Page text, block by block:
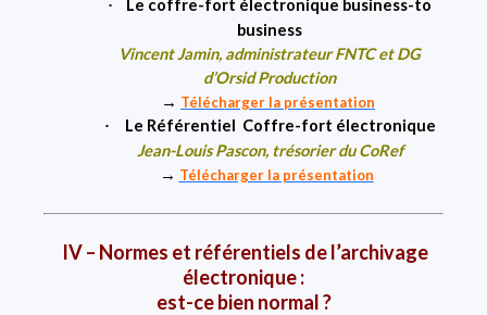
·
Le coffre-fort électronique business-to
business
Vincent Jamin, administrateur FNTC et DG
d’Orsid Production
→ Télécharger la présentation
·
Le Référentiel Coffre-fort électronique
Jean-Louis Pascon, trésorier du CoRef
→ Télécharger la présentation
IV – Normes et référentiels de l’archivage
électronique :
est-ce bien normal ?